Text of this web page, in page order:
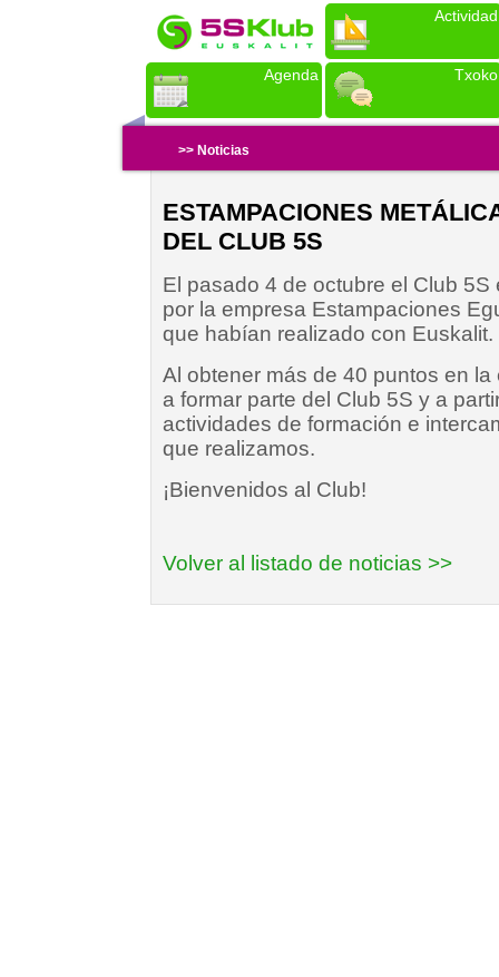
Actividad
Agenda Txoko
>> Noticias
ESTAMPACIONES
DEL CLUB 5S
El pasado 4 de octubre el Club
por la empresa Estampaciones
que habían realizado con Euskalit.
Al obtener más de 40 puntos en
a formar parte del Club 5S y a
actividades de formación e
que realizamos.
¡Bienvenidos al Club!
Volver al listado de noticias >>